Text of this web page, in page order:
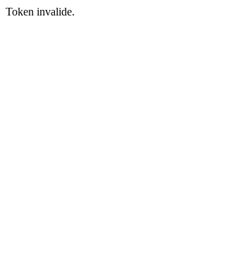
Token invalide.